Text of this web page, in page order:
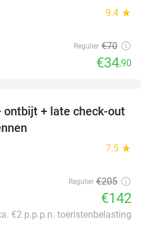
9.4 star
Regulier €70
€34,90
31%
ontbijt + late check-out
7.5 star
Regulier €205
€142
€2 p.p.p.n. toeristenbelasting